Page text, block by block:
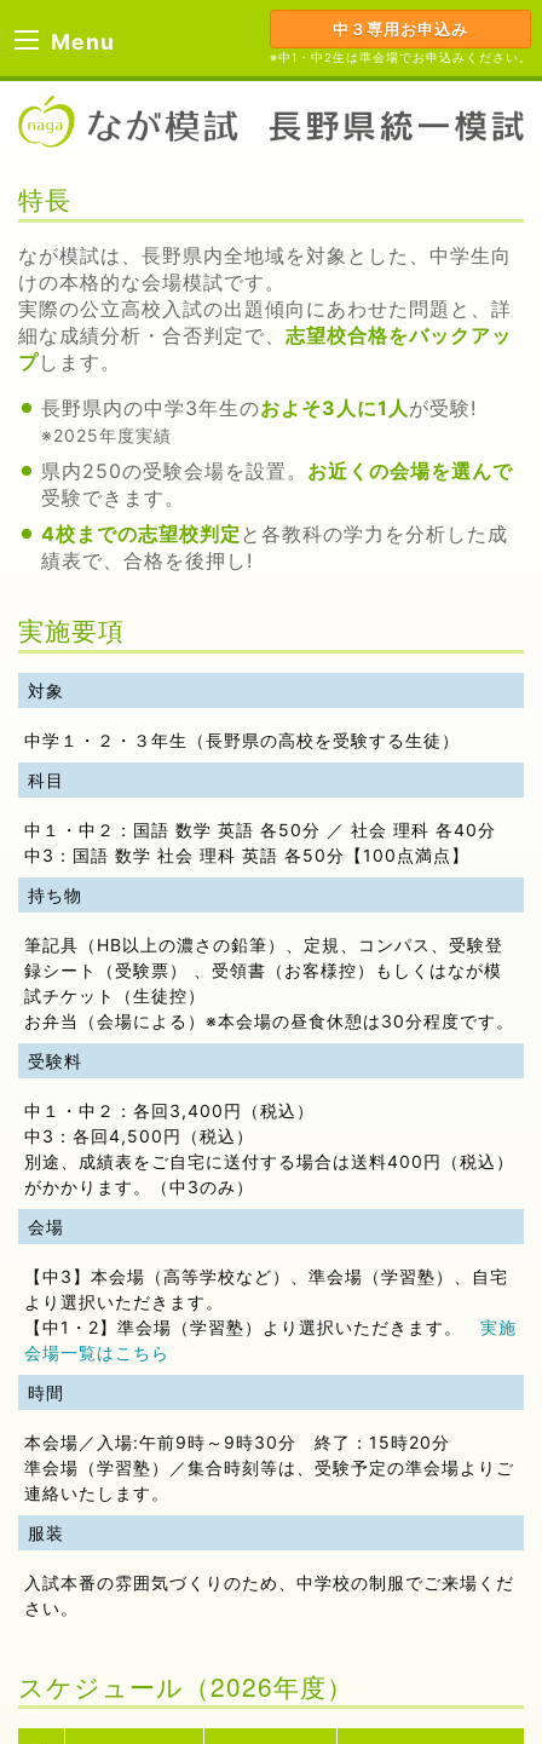
Menu 中３専用お申込み
※中1・中2生は準会場でお申込みください。
特長
なが模試は、長野県内全地域を対象とした、中学生向
けの本格的な会場模試です。
実際の公立高校入試の出題傾向にあわせた問題と、詳
細な成績分析・合否判定で、 志望校合格をバックアッ
プします。
長野県内の中学3年生のおよそ3人に1人が受験!
※2025年度実績
県内250の受験会場を設置。 お近くの会場を選んで
受験できます。
4校までの志望校判定 と各教科の学力を分析した成
績表で、合格を後押し!
実施要項
対象
中学１・２・３年生（長野県の高校を受験する生徒）
科目
中１・中２：国語 数学 英語 各50分 ／ 社会 理科 各40分
中3：国語 数学 社会 理科 英語 各50分【100点満点】
持ち物
筆記具（HB以上の濃さの鉛筆）、定規、コンパス、受験登
録シート（受験票） 、受領書（お客様控）もしくはなが模
試チケット（生徒控）
お弁当（会場による）※本会場の昼食休憩は30分程度です。
受験料
中１・中２：各回3,400円（税込）
中3：各回4,500円（税込）
別途、成績表をご自宅に送付する場合は送料400円（税込）
がかかります。（中3のみ）
会場
【中3】本会場（高等学校など）、準会場（学習塾）、自宅
より選択いただきます。
【中1・2】準会場（学習塾）より選択いただきます。 実施
会場一覧はこちら
時間
本会場／入場:午前9時～9時30分 終了：15時20分
準会場（学習塾）／集合時刻等は、受験予定の準会場よりご
連絡いたします。
服装
入試本番の雰囲気づくりのため、中学校の制服でご来場くだ
さい。
スケジュール（2026年度）